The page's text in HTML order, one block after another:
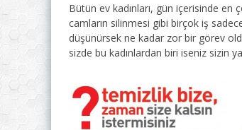
Bütün ev kadınları, gün içerisinde
camların silinmesi gibi birçok iş
düşünürsek ne kadar zor bir görev
sizde bu kadınlardan biri iseniz sizin